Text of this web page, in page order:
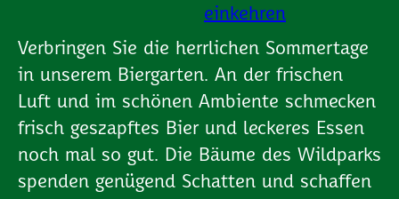
Verbringen Sie die herrlichen Sommertage
in unserem Biergarten. An der frischen
Luft und im schönen Ambiente schmecken
frisch geszapftes Bier und leckeres Essen
noch mal so gut. Die Bäume des Wildparks
spenden genügend Schatten und schaffen